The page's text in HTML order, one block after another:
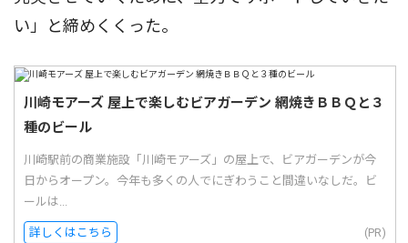
い」と締めくくった。
川崎モアーズ 屋上で楽しむビアガーデン 網焼きＢＢＱと３
種のビール
川崎駅前の商業施設「川崎モアーズ」の屋上で、ビアガーデンが今
日からオープン。今年も多くの人でにぎわうこと間違いなしだ。ビ
ールは...
詳しくはこちら (PR)